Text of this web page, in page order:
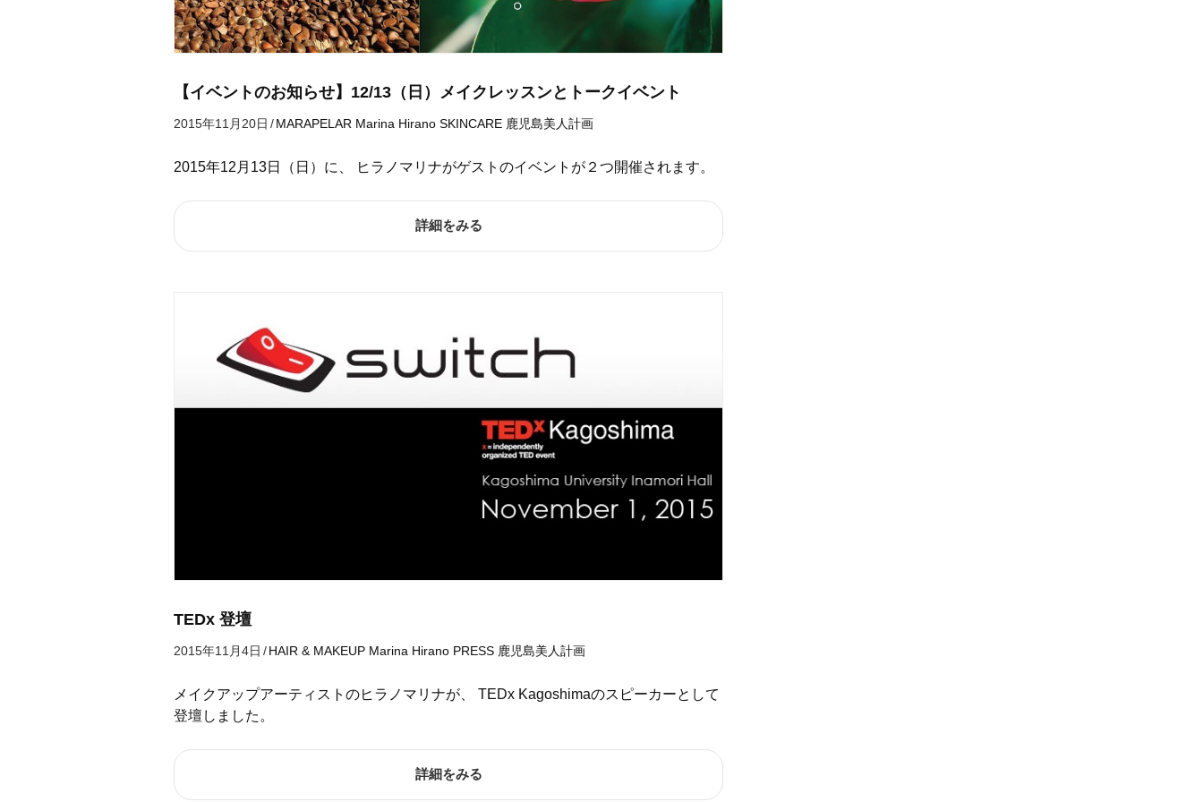
【イベントのお知らせ】12/13（日）メイクレッスンとトークイベント
2015年11月20日 /MARAPELAR Marina Hirano SKINCARE 鹿児島美人計画
2015年12月13日（日）に、 ヒラノマリナがゲストのイベントが２つ開催されます。
詳細をみる
TEDx 登壇
2015年11月4日 /HAIR & MAKEUP Marina Hirano PRESS 鹿児島美人計画
メイクアップアーティストのヒラノマリナが、 TEDx Kagoshimaのスピーカーとして
登壇しました。
詳細をみる